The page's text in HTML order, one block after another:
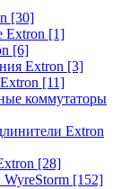
[30]
Extron [1]
[6]
Extron [3]
[11]
коммутаторы
Extron
[28]
[152]